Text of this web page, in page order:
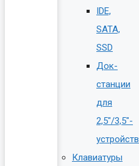
IDE,
SATA,
SSD
Док-
станции
для
2,5″/3,5″-
устройств
Клавиатуры